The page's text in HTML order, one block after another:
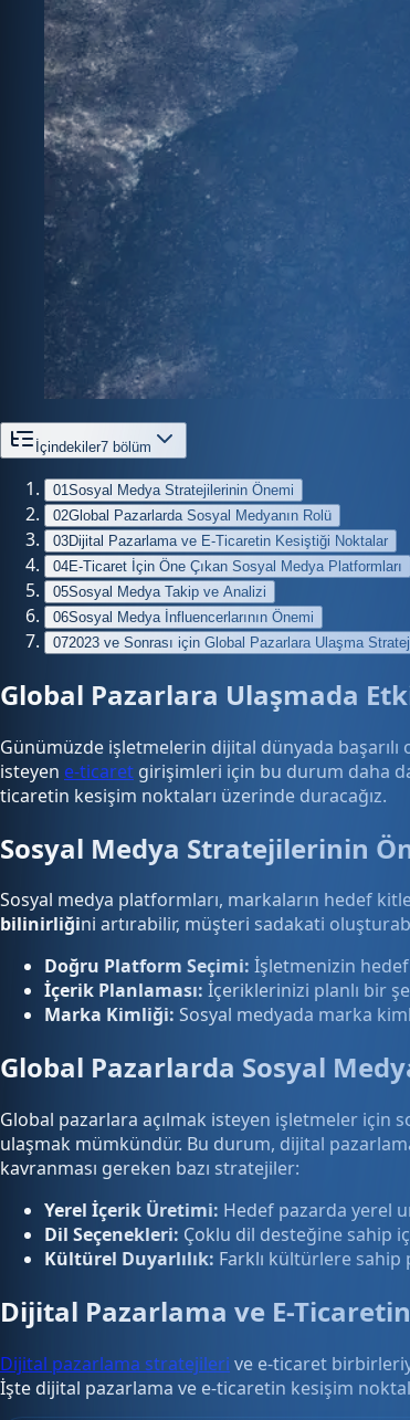
İçindekiler7 bölüm
01 Sosyal Medya Stratejilerinin Önemi
02Global Pazarlarda Sosyal Medyanın Rolü
03Dijital Pazarlama ve E-Ticaretin Kesiştiği Noktalar
04E-Ticaret İçin Öne Çıkan Sosyal Medya Platformları
05Sosyal Medya Takip ve Analizi
06Sosyal Medya İnfluencerlarının Önemi
072023 ve Sonrası için Global Pazarlara Ulaşma
Global Pazarlara Ulaşmada
Günümüzde işletmelerin dijital dünyada başarılı
isteyen e-ticaret girişimleri için bu durum daha
ticaretin kesişim noktaları üzerinde duracağız.
Sosyal Medya Stratejilerinin
Sosyal medya platformları, markaların hedef
bilinirliğini artırabilir, müşteri sadakati
Doğru Platform Seçimi: İşletmenizin
İçerik Planlaması: İçeriklerinizi planlı bir
Marka Kimliği: Sosyal medyada marka
Global Pazarlarda Sosyal
Global pazarlara açılmak isteyen işletmeler için
ulaşmak mümkündür. Bu durum, dijital
kavranması gereken bazı stratejiler:
Yerel İçerik Üretimi: Hedef pazarda yerel
Dil Seçenekleri: Çoklu dil desteğine sahip
Kültürel Duyarlılık: Farklı kültürlere
Dijital Pazarlama ve E-
Dijital pazarlama stratejileri ve e-ticaret
İşte dijital pazarlama ve e-ticaretin kesişim